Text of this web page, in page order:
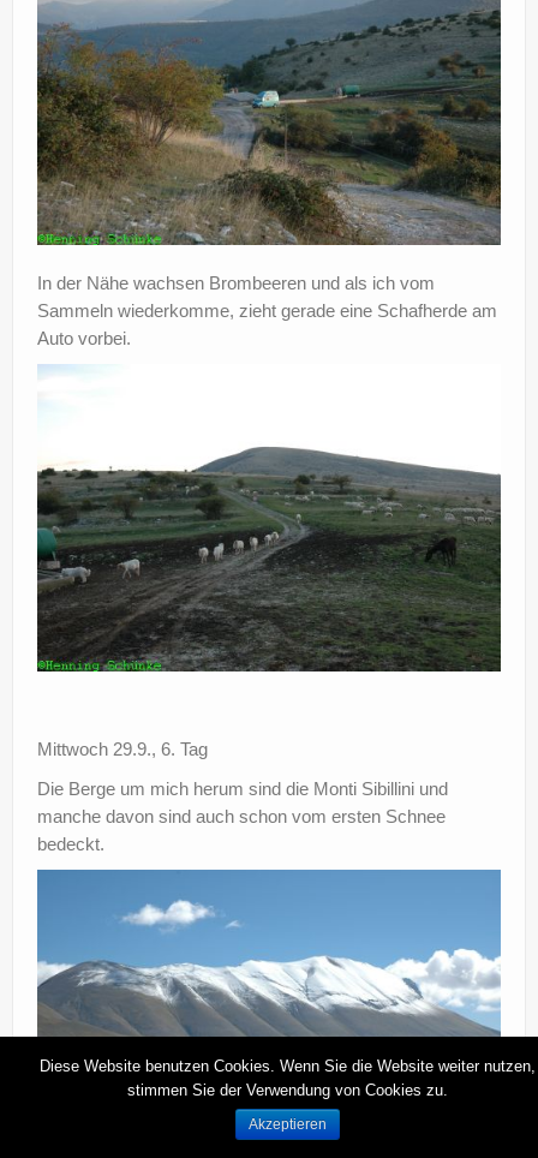
In der Nähe wachsen Brombeeren und als ich vom
Sammeln wiederkomme, zieht gerade eine Schafherde am
Auto vorbei.
Mittwoch 29.9., 6. Tag
Die Berge um mich herum sind die Monti Sibillini und
manche davon sind auch schon vom ersten Schnee
bedeckt.
Diese Website benutzen Cookies. Wenn Sie die Website weiter nutzen,
stimmen Sie der Verwendung von Cookies zu.
Akzeptieren